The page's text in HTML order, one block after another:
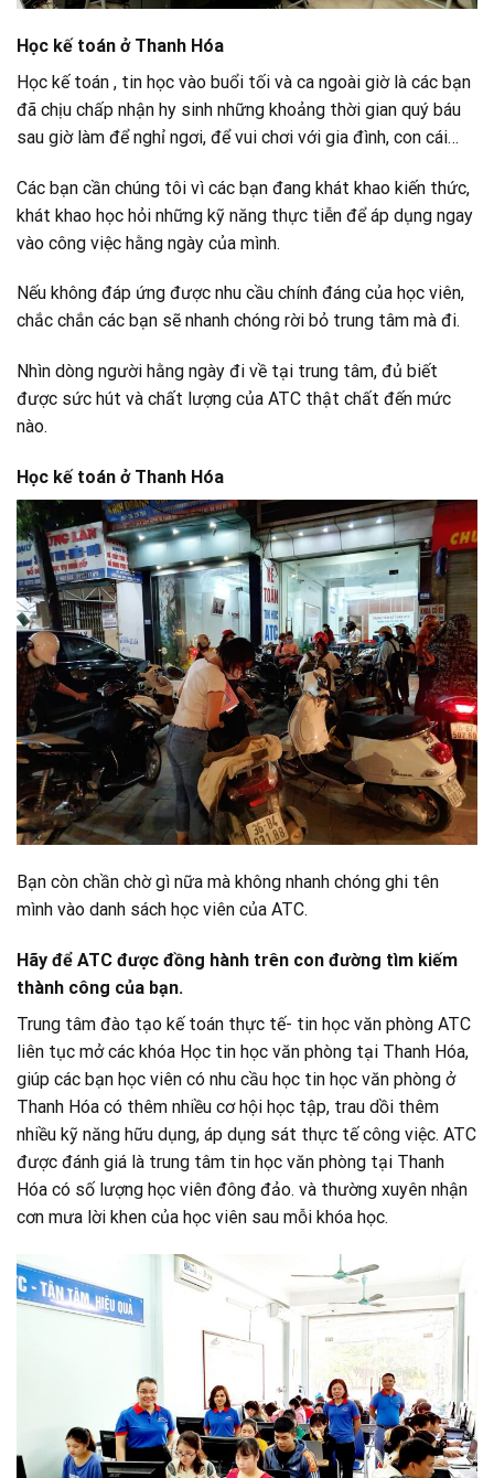
Học kế toán ở Thanh Hóa
Học kế toán , tin học vào buổi tối và ca ngoài giờ là các bạn
đã chịu chấp nhận hy sinh những khoảng thời gian quý báu
sau giờ làm để nghỉ ngơi, để vui chơi với gia đình, con cái…
Các bạn cần chúng tôi vì các bạn đang khát khao kiến thức,
khát khao học hỏi những kỹ năng thực tiễn để áp dụng ngay
vào công việc hằng ngày của mình.
Nếu không đáp ứng được nhu cầu chính đáng của học viên,
chắc chắn các bạn sẽ nhanh chóng rời bỏ trung tâm mà đi.
Nhìn dòng người hằng ngày đi về tại trung tâm, đủ biết
được sức hút và chất lượng của ATC thật chất đến mức
nào.
Học kế toán ở Thanh Hóa
Bạn còn chần chờ gì nữa mà không nhanh chóng ghi tên
mình vào danh sách học viên của ATC.
Hãy để ATC được đồng hành trên con đường tìm kiếm
thành công của bạn.
Trung tâm đào tạo kế toán thực tế- tin học văn phòng ATC
liên tục mở các khóa Học tin học văn phòng tại Thanh Hóa,
giúp các bạn học viên có nhu cầu học tin học văn phòng ở
Thanh Hóa có thêm nhiều cơ hội học tập, trau dồi thêm
nhiều kỹ năng hữu dụng, áp dụng sát thực tế công việc. ATC
được đánh giá là trung tâm tin học văn phòng tại Thanh
Hóa có số lượng học viên đông đảo. và thường xuyên nhận
cơn mưa lời khen của học viên sau mỗi khóa học.